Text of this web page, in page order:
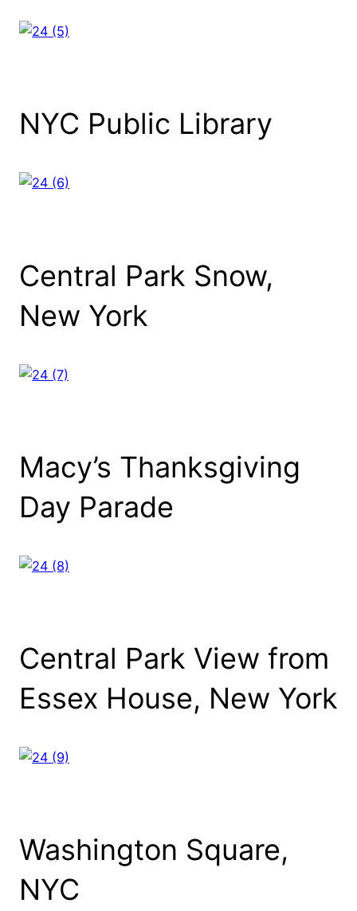
NYC Public Library
Central Park Snow,
New York
Macy’s Thanksgiving
Day Parade
Central Park View from
Essex House, New York
Washington Square,
NYC